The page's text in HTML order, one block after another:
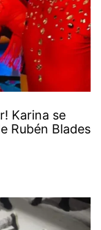
Karina se
Rubén Blades